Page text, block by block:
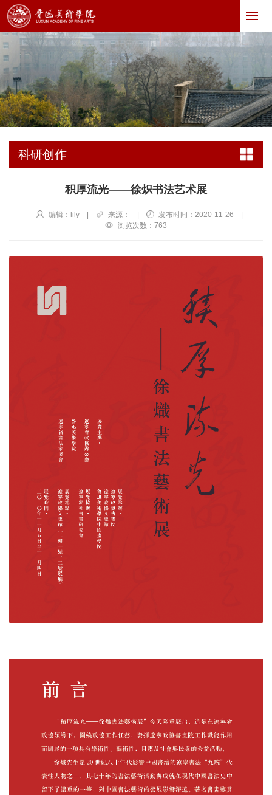
科研创作
积厚流光——徐炽书法艺术展
编辑：lily | 来源： | 发布时间：2020-11-26
|
浏览次数： 763